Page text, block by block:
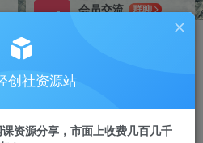
会员交流
群聊
创社资源站
资源分享，市面上收费几百几千